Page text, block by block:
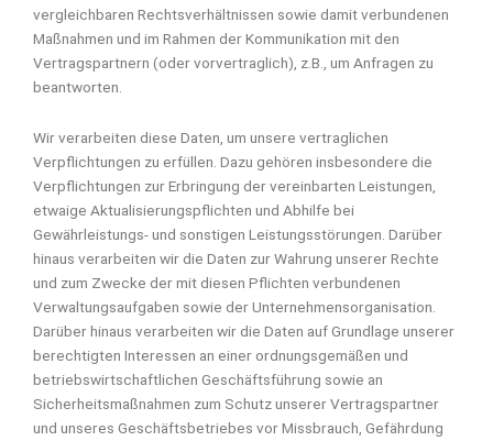
vergleichbaren Rechtsverhältnissen sowie damit verbundenen
Maßnahmen und im Rahmen der Kommunikation mit den
Vertragspartnern (oder vorvertraglich), z.B., um Anfragen zu
beantworten.
Wir verarbeiten diese Daten, um unsere vertraglichen
Verpflichtungen zu erfüllen. Dazu gehören insbesondere die
Verpflichtungen zur Erbringung der vereinbarten Leistungen,
etwaige Aktualisierungspflichten und Abhilfe bei
Gewährleistungs- und sonstigen Leistungsstörungen. Darüber
hinaus verarbeiten wir die Daten zur Wahrung unserer Rechte
und zum Zwecke der mit diesen Pflichten verbundenen
Verwaltungsaufgaben sowie der Unternehmensorganisation.
Darüber hinaus verarbeiten wir die Daten auf Grundlage unserer
berechtigten Interessen an einer ordnungsgemäßen und
betriebswirtschaftlichen Geschäftsführung sowie an
Sicherheitsmaßnahmen zum Schutz unserer Vertragspartner
und unseres Geschäftsbetriebes vor Missbrauch, Gefährdung